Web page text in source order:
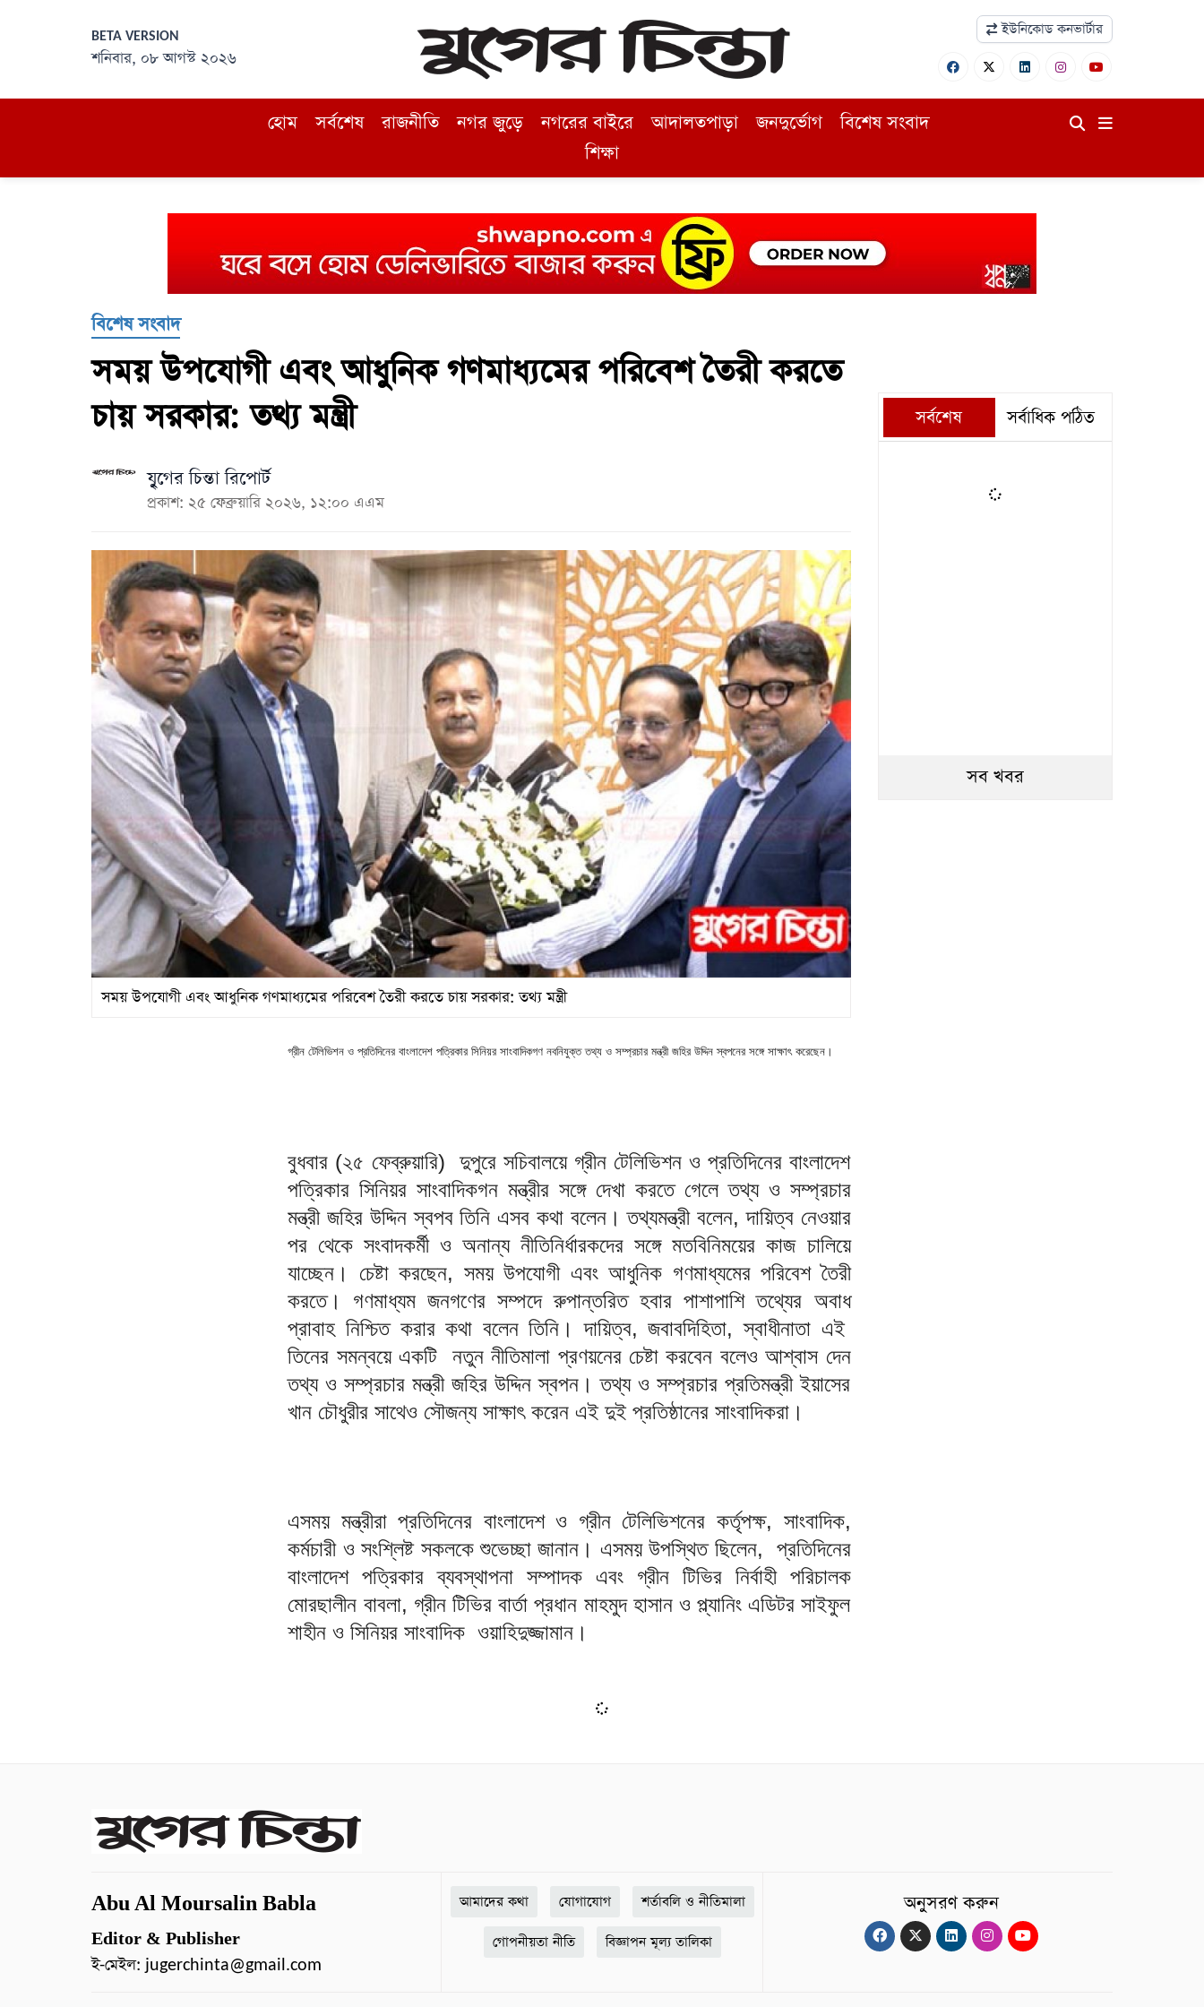
BETA VERSION
শনিবার, ০৮ আগস্ট ২০২৬
ইউনিকোড কনভার্টার
হোম সর্বশেষ রাজনীতি নগর জুড়ে নগরের বাইরে আদালতপাড়া জনদুর্ভোগ
বিশেষ সংবাদ
শিক্ষা
বিশেষ সংবাদ
সময় উপযোগী এবং আধুনিক গণমাধ্যমের পরিবেশ তৈরী করতে
চায় সরকার: তথ্য মন্ত্রী
যৃুগের চিন্তা রিপোর্ট
প্রকাশ: ২৫ ফেব্রুয়ারি ২০২৬, ১২:০০ এএম
সময় উপযোগী এবং আধুনিক গণমাধ্যমের পরিবেশ তৈরী করতে চায় সরকার: তথ্য মন্ত্রী
গ্রীন টেলিভিশন ও প্রতিদিনের বাংলাদেশ পত্রিকার সিনিয়র সাংবাদিকগণ নবনিযুক্ত তথ্য ও সম্প্রচার মন্ত্রী জহির উদ্দিন স্বপনের সঙ্গে সাক্ষাৎ করেছেন।
বুধবার (২৫ ফেব্রুয়ারি) দুপুরে সচিবালয়ে গ্রীন টেলিভিশন ও প্রতিদিনের বাংলাদেশ
পত্রিকার সিনিয়র সাংবাদিকগন মন্ত্রীর সঙ্গে দেখা করতে গেলে তথ্য ও সম্প্রচার
মন্ত্রী জহির উদ্দিন স্বপব তিনি এসব কথা বলেন। তথ্যমন্ত্রী বলেন, দায়িত্ব নেওয়ার
পর থেকে সংবাদকর্মী ও অনান্য নীতিনির্ধারকদের সঙ্গে মতবিনিময়ের কাজ চালিয়ে
যাচ্ছেন। চেষ্টা করছেন, সময় উপযোগী এবং আধুনিক গণমাধ্যমের পরিবেশ তৈরী
করতে। গণমাধ্যম জনগণের সম্পদে রুপান্তরিত হবার পাশাপাশি তথ্যের অবাধ
প্রাবাহ নিশ্চিত করার কথা বলেন তিনি। দায়িত্ব, জবাবদিহিতা, স্বাধীনাতা এই
তিনের সমন্বয়ে একটি নতুন নীতিমালা প্রণয়নের চেষ্টা করবেন বলেও আশ্বাস দেন
তথ্য ও সম্প্রচার মন্ত্রী জহির উদ্দিন স্বপন। তথ্য ও সম্প্রচার প্রতিমন্ত্রী ইয়াসের
খান চৌধুরীর সাথেও সৌজন্য সাক্ষাৎ করেন এই দুই প্রতিষ্ঠানের সাংবাদিকরা।
এসময় মন্ত্রীরা প্রতিদিনের বাংলাদেশ ও গ্রীন টেলিভিশনের কর্তৃপক্ষ, সাংবাদিক,
কর্মচারী ও সংশ্লিষ্ট সকলকে শুভেচ্ছা জানান। এসময় উপস্থিত ছিলেন, প্রতিদিনের
বাংলাদেশ পত্রিকার ব্যবস্থাপনা সম্পাদক এবং গ্রীন টিভির নির্বাহী পরিচালক
মোরছালীন বাবলা, গ্রীন টিভির বার্তা প্রধান মাহমুদ হাসান ও প্ল্যানিং এডিটর সাইফুল
শাহীন ও সিনিয়র সাংবাদিক ওয়াহিদুজ্জামান।
সর্বশেষ সর্বাধিক পঠিত
সব খবর
Abu Al Moursalin Babla
Editor & Publisher
ই-মেইল: jugerchinta@gmail.com
আমাদের কথা যোগাযোগ শর্তাবলি ও নীতিমালা
গোপনীয়তা নীতি বিজ্ঞাপন মূল্য তালিকা
অনুসরণ করুন